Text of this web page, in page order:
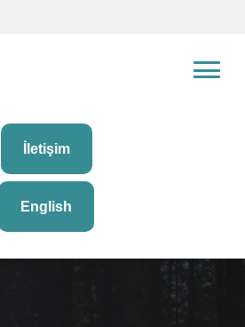
İletişim
English